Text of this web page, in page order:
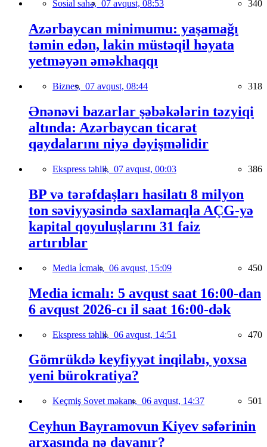
Sosial sahə, 07 avqust, 08:53 340
Azərbaycan minimumu: yaşamağı
təmin edən, lakin müstəqil həyata
yetməyən əməkhaqqı
Biznes, 07 avqust, 08:44 318
Ənənəvi bazarlar şəbəkələrin təzyiqi
altında: Azərbaycan ticarət
qaydalarını niyə dəyişməlidir
Ekspress təhlil, 07 avqust, 00:03 386
BP və tərəfdaşları hasilatı 8 milyon
ton səviyyəsində saxlamaqla AÇG-yə
kapital qoyuluşlarını 31 faiz
artırıblar
Media İcmalı, 06 avqust, 15:09 450
Media icmalı: 5 avqust saat 16:00-dan
6 avqust 2026-cı il saat 16:00-dək
Ekspress təhlil, 06 avqust, 14:51 470
Gömrükdə keyfiyyət inqilabı, yoxsa
yeni bürokratiya?
Keçmiş Sovet məkanı, 06 avqust, 14:37 501
Ceyhun Bayramovun Kiyev səfərinin
arxasında nə dayanır?